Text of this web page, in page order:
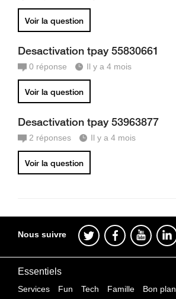
Voir la question
Desactivation tpay 55830661
0 réponse Il y a 4 mois
Voir la question
Desactivation tpay 53963877
2 réponses Il y a 4 mois
Voir la question
Nous suivre
Essentiels
Services Fun Tech Famille Bon plan